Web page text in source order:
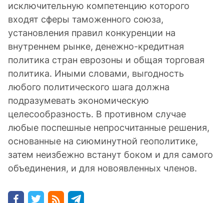
исключительную компетенцию которого
входят сферы таможенного союза,
установления правил конкуренции на
внутреннем рынке, денежно-кредитная
политика стран еврозоны и общая торговая
политика. Иными словами, выгодность
любого политического шага должна
подразумевать экономическую
целесообразность. В противном случае
любые поспешные непросчитанные решения,
основанные на сиюминутной геополитике,
затем неизбежно встанут боком и для самого
объединения, и для новоявленных членов.